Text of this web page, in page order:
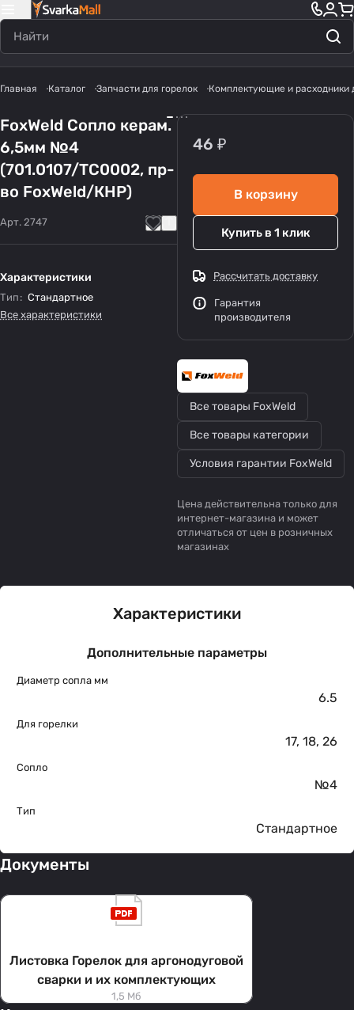
Главная Каталог Запчасти для горелок Комплектующие и расходники
FoxWeld Cопло керам.
6,5мм №4
(701.0107/TC0002, пр-
во FoxWeld/КНР)
Арт. 2747
Характеристики
Тип : Стандартное
Все характеристики
46 ₽
В корзину
Купить в 1 клик
Рассчитать доставку
Гарантия
производителя
Все товары FoxWeld
Все товары категории
Условия гарантии FoxWeld
Цена действительна только для
интернет-магазина и может
отличаться от цен в розничных
магазинах
Характеристики
Дополнительные параметры
Диаметр сопла мм
6.5
Для горелки
17, 18, 26
Сопло
№4
Тип
Стандартное
Документы
Листовка Горелок для аргонодуговой
сварки и их комплектующих
1,5 Мб